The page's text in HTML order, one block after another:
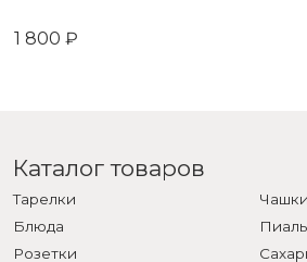
1 800 ₽
Каталог товаров
Тарелки
Блюда
Розетки